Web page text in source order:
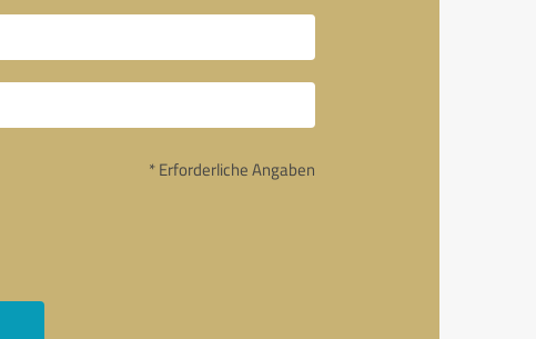
* Erforderliche Angaben